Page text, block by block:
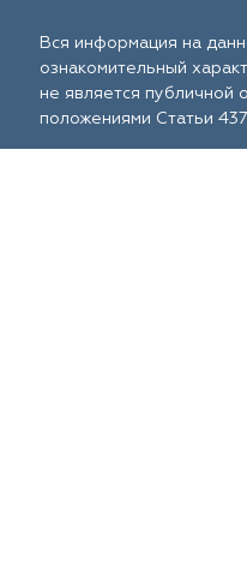
Вся информация на
ознакомительный
не является
положениями Статьи